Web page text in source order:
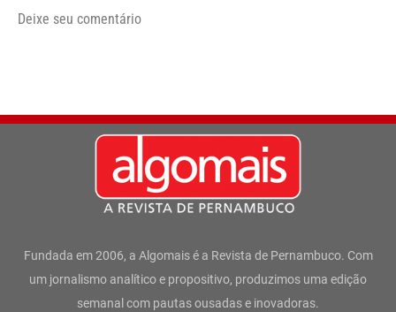
Deixe seu comentário
Fundada em 2006, a Algomais é a Revista de Pernambuco. Com
um jornalismo analítico e propositivo, produzimos uma edição
semanal com pautas ousadas e inovadoras.